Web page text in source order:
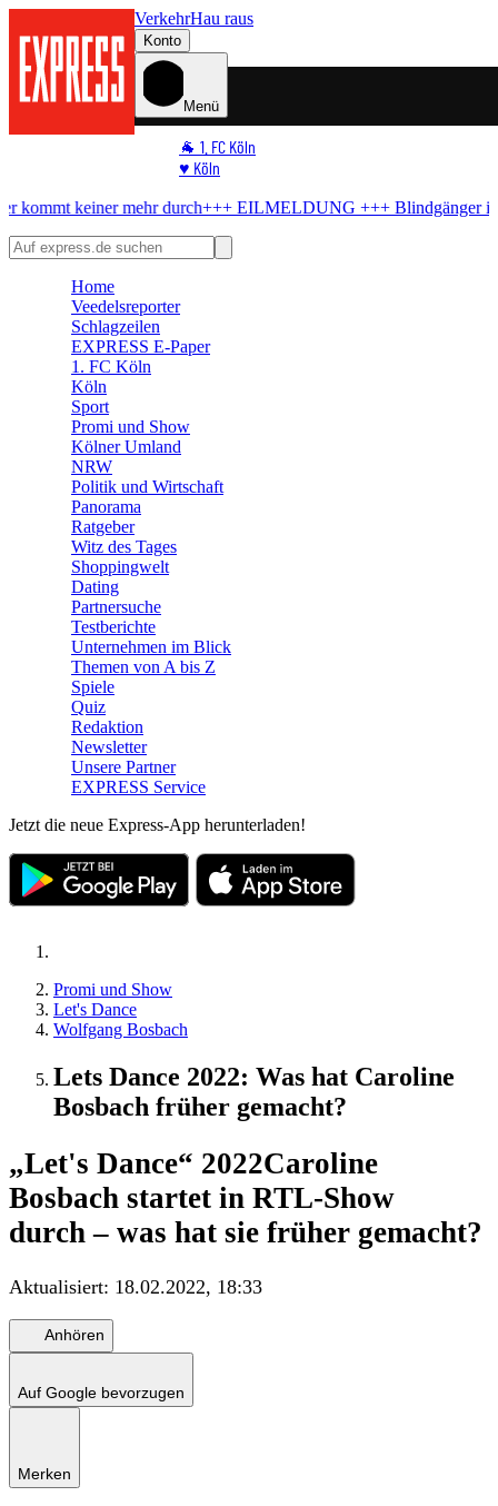
VerkehrHau raus
Konto
Menü
🐐 1. FC Köln
♥️ Köln
🏆 Sport
mehr durch+++ EILMELDUNG +++Blindgänger in Köln
Home
Veedelsreporter
Schlagzeilen
EXPRESS E-Paper
1. FC Köln
Köln
Sport
Promi und Show
Kölner Umland
NRW
Politik und Wirtschaft
Panorama
Ratgeber
Witz des Tages
Shoppingwelt
Dating
Partnersuche
Testberichte
Unternehmen im Blick
Themen von A bis Z
Spiele
Quiz
Redaktion
Newsletter
Unsere Partner
EXPRESS Service
Jetzt die neue Express-App herunterladen!
Promi und Show
Let's Dance
Wolfgang Bosbach
Lets Dance 2022: Was hat Caroline
Bosbach früher gemacht?
„Let's Dance“ 2022Caroline
Bosbach startet in RTL-Show
durch – was hat sie früher gemacht?
Aktualisiert: 18.02.2022, 18:33
Anhören
Auf Google bevorzugen
Merken